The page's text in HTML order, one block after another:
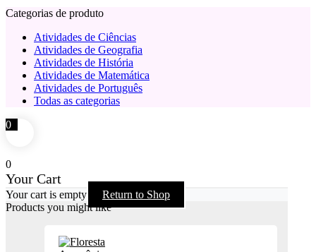
Categorias de produto
Atividades de Ciências
Atividades de Geografia
Atividades de História
Atividades de Matemática
Atividades de Português
Todas as categorias
0
0
Your Cart
Your cart is empty
Return to Shop
Products you might like